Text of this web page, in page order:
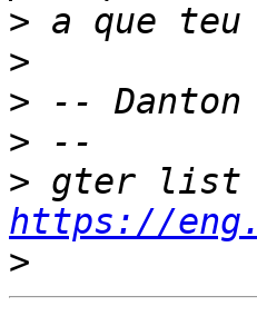
>
>
>
>
>
https://
>